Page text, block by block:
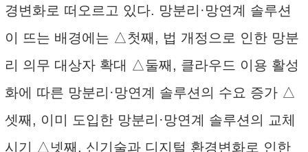
경변화로 떠오르고 있다. 망분리·망연계 솔루션
이 뜨는 배경에는 △첫째, 법 개정으로 인한 망분
리 의무 대상자 확대 △둘째, 클라우드 이용 활성
화에 따른 망분리·망연계 솔루션의 수요 증가 △
셋째, 이미 도입한 망분리·망연계 솔루션의 교체
시기 △넷째, 신기술과 디지털 환경변화로 인한